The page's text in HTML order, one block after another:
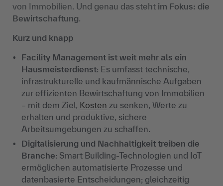
von Immobilien. Und genau das steht im Fokus: die
Bewirtschaftung.
Kurz und knapp
Facility Management ist weit mehr als ein
Hausmeisterdienst: Es umfasst technische,
infrastrukturelle und kaufmännische Aufgaben
zur effizienten Bewirtschaftung von Immobilien
– mit dem Ziel, Kosten zu senken, Werte zu
erhalten und produktive, sichere
Arbeitsumgebungen zu schaffen.
Digitalisierung und Nachhaltigkeit treiben die
Branche: Smart Building-Technologien und IoT
ermöglichen automatisierte Prozesse und
datenbasierte Entscheidungen; gleichzeitig